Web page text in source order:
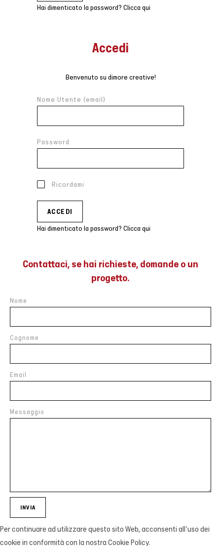
Hai dimenticato la password? Clicca qui
Accedi
Benvenuto su dimore creative!
Nome Utente (email)
Password
Ricordami
Hai dimenticato la password? Clicca qui
Contattaci, se hai richieste, domande o un
progetto.
Nome
Cognome
Email
Messaggio
INVIA
Per continuare ad utilizzare questo sito Web, acconsenti all'uso dei
cookie in conformità con la nostra Cookie Policy.